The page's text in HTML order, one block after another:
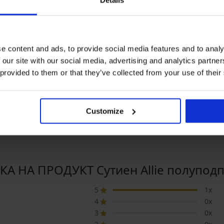
content and ads, to provide social media features and to
site with our social media, advertising and analytics
to them or that they’ve collected from your use of
Customize
5
Bestseller
5
неподплатен
20,99 €(41,05 лв.)
Отстъпка -50%
подплатен без
18,50 €(36,18 лв.)
НА ПРОДУКТ Сутиен Allie
5
1x
4
0x
3
0x